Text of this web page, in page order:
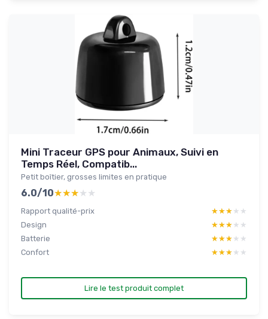
Mini Traceur GPS pour Animaux, Suivi en
Temps Réel, Compatib...
Petit boîtier, grosses limites en pratique
6.0/10★★★★★
★★★★★
Rapport qualité-prix ★★★★★
★★★★★
Design
★★★★★
★★★★★
Batterie
★★★★★
★★★★★
Confort
★★★★★
★★★★★
Lire le test produit complet